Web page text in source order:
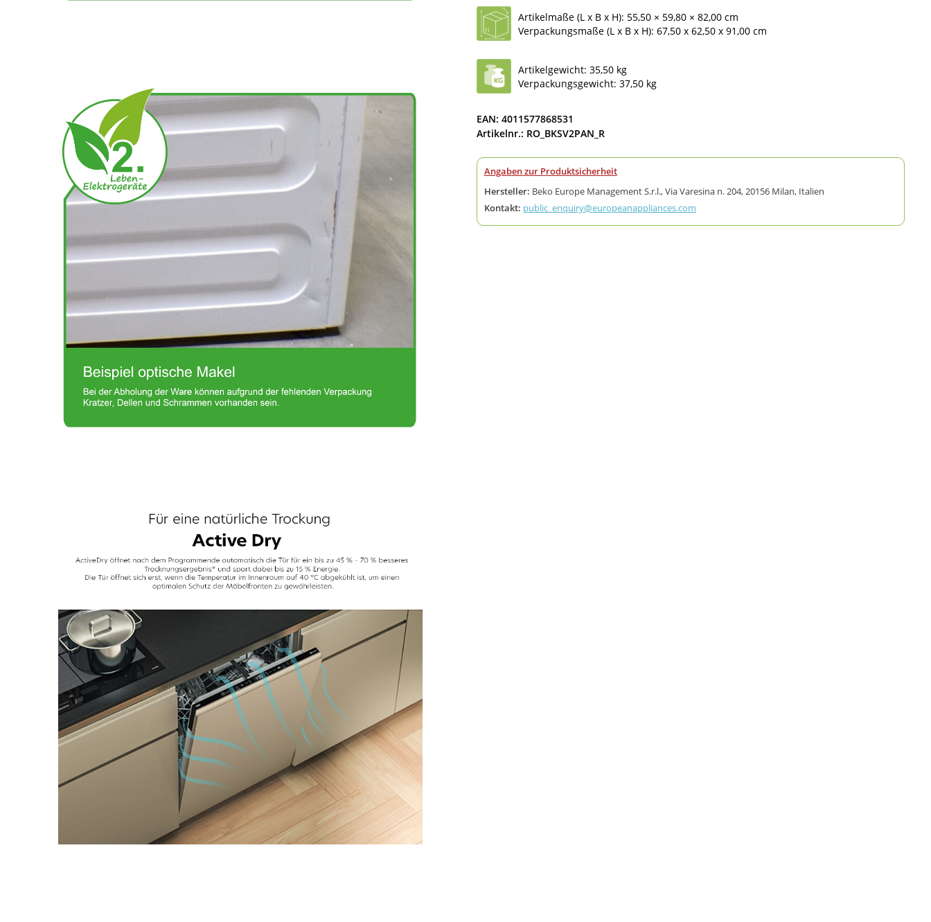
Artikelmaße (L x B x H): 55,50 × 59,80 × 82,00 cm
Verpackungsmaße (L x B x H): 67,50 x 62,50 x 91,00 cm
Artikelgewicht: 35,50 kg
Verpackungsgewicht: 37,50 kg
EAN: 4011577868531
Artikelnr.: RO_BKSV2PAN_R
Angaben zur Produktsicherheit
Hersteller: Beko Europe Management S.r.l., Via Varesina n. 204, 20156 Milan, Italien
Kontakt: public_enquiry@europeanappliances.com